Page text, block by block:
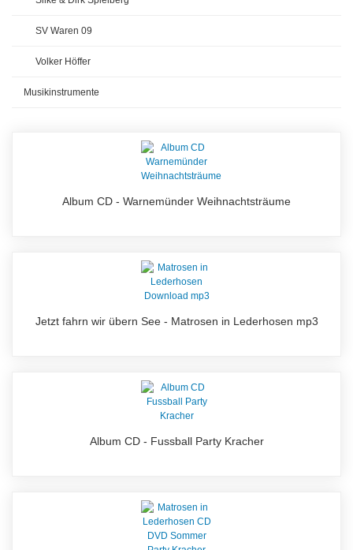
SV Waren 09
Volker Höffer
Musikinstrumente
Album CD - Warnemünder Weihnachtsträume
Jetzt fahrn wir übern See - Matrosen in Lederhosen mp3
Album CD - Fussball Party Kracher